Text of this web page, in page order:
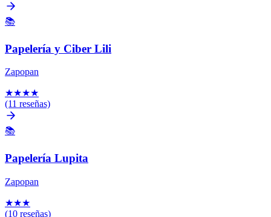
📚
Papelería y Ciber Lili
Zapopan
★★★★
(11 reseñas)
📚
Papelería Lupita
Zapopan
★★★
(10 reseñas)